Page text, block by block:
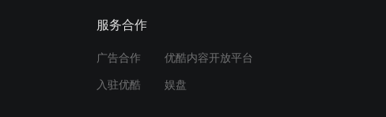
继续坚持游击战术
服务合作
广告合作 优酷内容开放平台
入驻优酷 娱盘